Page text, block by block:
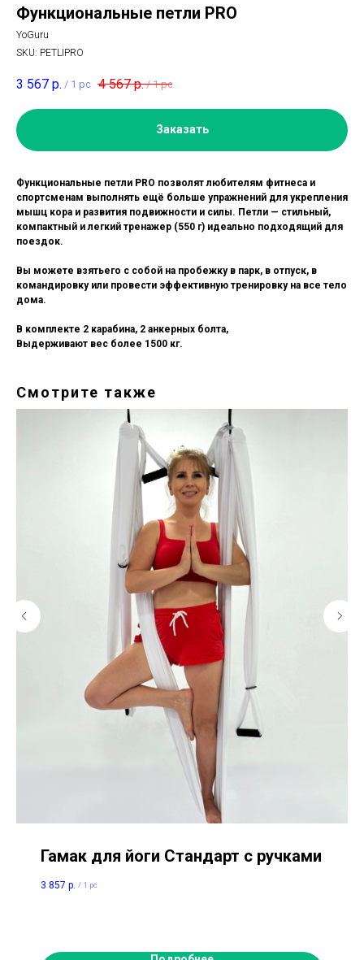
Функциональные петли PRO
YoGuru
SKU: PETLIPRO
3 567 р. / 1 pc 4 567 р. / 1 pc
Заказать
Функциональные петли PRO позволят любителям фитнеса и
спортсменам выполнять ещё больше упражнений для укрепления
мышц кора и развития подвижности и силы. Петли — стильный,
компактный и легкий тренажер (550 г) идеально подходящий для
поездок.
Вы можете взятьего с собой на пробежку в парк, в отпуск, в
командировку или провести эффективную тренировку на все тело
дома.
В комплекте 2 карабина, 2 анкерных болта,
Выдерживают вес более 1500 кг.
Смотрите также
Гамак для йоги Стандарт с ручками
3 857 р. / 1 pc